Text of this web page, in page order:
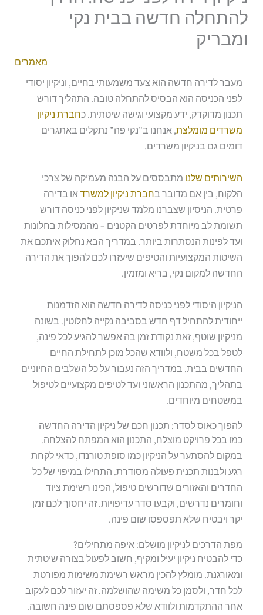
להתחלה חדשה בבית נקי
ומבריק
מאמרים
מעבר לדירה חדשה הוא צעד משמעותי בחיים, וניקיון יסודי
לפני הכניסה הוא הבסיס להתחלה טובה. התהליך דורש
תכנון מדוקדק, ידע מקצועי וגישה שיטתית. כחברת ניקיון
משרדים מומלצת, אנחנו ב”נקי פה” נתקלים באתגרים
דומים גם בניקיון משרדים.
השירותים שלנו מתבססים על הבנה מעמיקה של צרכי
הלקוח, בין אם מדובר בחברת ניקיון למשרדאו בדירה
פרטית. הניסיון שצברנו מלמד שניקיון לפני כניסה דורש
תשומת לב מיוחדת לפרטים הקטנים – מהמסילות בחלונות
ועד לפינות הנסתרות ביותר. במדריך הבא נחלוק איתכם את
השיטות המקצועיות והטיפים שיעזרו לכם להפוך את הדירה
החדשה למקום נקי, בריא ומזמין.
הניקיון היסודי לפני כניסה לדירה חדשה הוא הזדמנות
ייחודית להתחיל דף חדש בסביבה נקייה לחלוטין. בשונה
מניקיון שוטף, זאת נקודת זמן בה אפשר להגיע לכל פינה,
לטפל בכל משטח, ולוודא שהכל מוכן לתחילת החיים
החדשים בבית. במדריך הזה נעבור על כל השלבים החיוניים
בתהליך, מהתכנון הראשוני ועד לטיפים מקצועיים לטיפול
במשטחים מיוחדים.
להפוך כאוס לסדר: תכנון חכם של ניקיון הדירה החדשה
כמו בכל פרויקט מוצלח, התכנון הוא המפתח להצלחה.
במקום להסתער על הניקיון כמו סופת טורנדו, כדאי לקחת
רגע ולבנות תכנית פעולה מסודרת. התחילו במיפוי של כל
החדרים והאזורים שדורשים טיפול, הכינו רשימת ציוד
וחומרים נדרשים, וקבעו סדר עדיפויות. זה יחסוך לכם זמן
יקר ויבטיח שלא תפספסו שום פינה.
מפת הדרכים לניקיון מושלם: איפה מתחילים?
כדי להבטיח ניקיון יעיל ומקיף, חשוב לפעול בצורה שיטתית
ומאורגנת. מומלץ להכין מראש רשימת משימות מפורטת
לכל חדר, ולסמן כל משימה שהושלמה. זה יעזור לכם לעקוב
אחר ההתקדמות ולוודא שלא פספסתם שום פינה חשובה.